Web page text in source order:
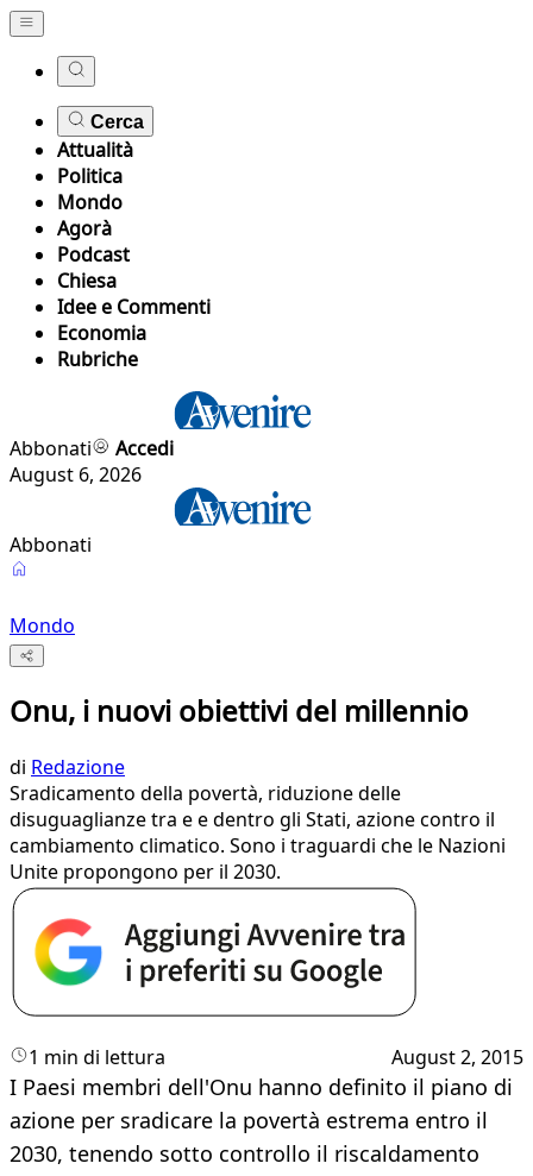
Cerca
Attualità
Politica
Mondo
Agorà
Podcast
Chiesa
Idee e Commenti
Economia
Rubriche
Abbonati
Accedi
August 6, 2026
Abbonati
Mondo
Onu, i nuovi obiettivi del millennio
di Redazione
Sradicamento della povertà, riduzione delle
disuguaglianze tra e e dentro gli Stati, azione contro il
cambiamento climatico. Sono i traguardi che le Nazioni
Unite propongono per il 2030.
1 min di lettura August 2, 2015
I Paesi membri dell'Onu hanno definito il piano di
azione per sradicare la povertà estrema entro il
2030, tenendo sotto controllo il riscaldamento